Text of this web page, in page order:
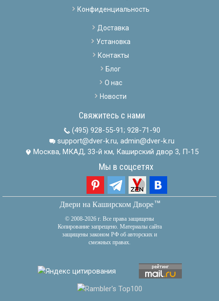
Конфиденциальность
Доставка
Установка
Контакты
Блог
О нас
Новости
Свяжитесь с нами
(495) 928-55-91; 928-71-90
support@dver-k.ru, admin@dver-k.ru
Москва, МКАД, 33-й км, Каширский двор 3, П-15
Мы в соцсетях
Двери на Каширском Дворетм
© 2008-2026 г. Все права защищены
Копирование запрещено. Материалы сайта
защищены законом РФ об авторских и
смежных правах.